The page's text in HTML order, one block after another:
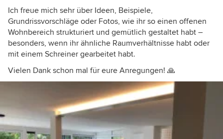
Ich freue mich sehr über Ideen, Beispiele,
Grundrissvorschläge oder Fotos, wie ihr so einen offenen
Wohnbereich strukturiert und gemütlich gestaltet habt –
besonders, wenn ihr ähnliche Raumverhältnisse habt oder
mit einem Schreiner gearbeitet habt.
Vielen Dank schon mal für eure Anregungen! 🙏